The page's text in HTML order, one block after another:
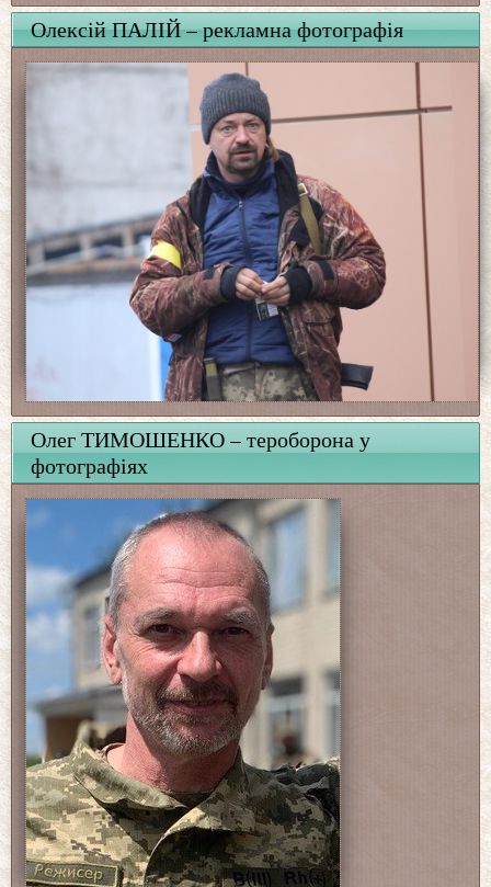
Олексій ПАЛІЙ – рекламна фотографія
Олег ТИМОШЕНКО – тероборона у
фотографіях